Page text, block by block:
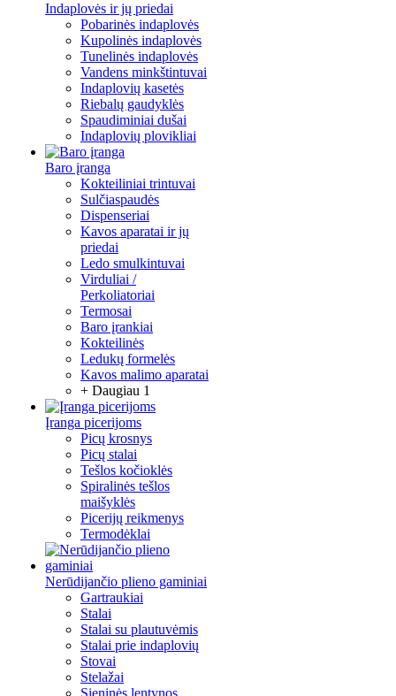
Indaplovės ir jų priedai
Pobarinės indaplovės
Kupolinės indaplovės
Tunelinės indaplovės
Vandens minkštintuvai
Indaplovių kasetės
Riebalų gaudyklės
Spaudiminiai dušai
Indaplovių plovikliai
Baro įranga
Kokteiliniai trintuvai
Sulčiaspaudės
Dispenseriai
Kavos aparatai ir jų
priedai
Ledo smulkintuvai
Virduliai /
Perkoliatoriai
Termosai
Baro įrankiai
Kokteilinės
Ledukų formelės
Kavos malimo aparatai
+ Daugiau 1
Įranga picerijoms
Picų krosnys
Picų stalai
Tešlos kočioklės
Spiralinės tešlos
maišyklės
Picerijų reikmenys
Termodėklai
Nerūdijančio plieno gaminiai
Gartraukiai
Stalai
Stalai su plautuvėmis
Stalai prie indaplovių
Stovai
Stelažai
Sieninės lentynos